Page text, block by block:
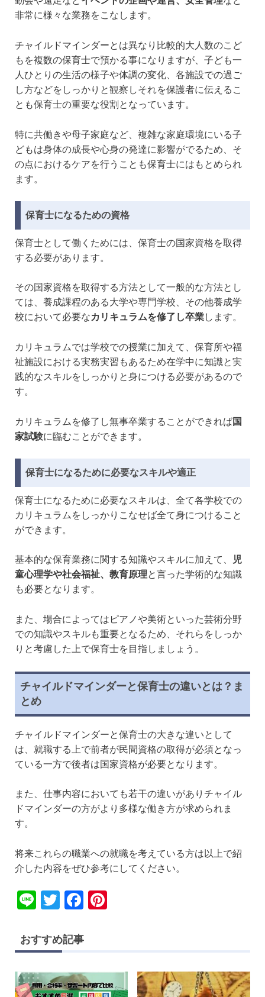
非常に様々な業務をこなします。
チャイルドマインダーとは異なり比較的大人数のこど
もを複数の保育士で預かる事になりますが、子ども一
人ひとりの生活の様子や体調の変化、各施設での過ご
し方などをしっかりと観察しそれを保護者に伝えるこ
とも保育士の重要な役割となっています。
特に共働きや母子家庭など、複雑な家庭環境にいる子
どもは身体の成長や心身の発達に影響がでるため、そ
の点におけるケアを行うことも保育士にはもとめられ
ます。
保育士になるための資格
保育士として働くためには、保育士の国家資格を取得
する必要があります。
その国家資格を取得する方法として一般的な方法とし
ては、養成課程のある大学や専門学校、その他養成学
校において必要なカリキュラムを修了し卒業します。
カリキュラムでは学校での授業に加えて、保育所や福
祉施設における実務実習もあるため在学中に知識と実
践的なスキルをしっかりと身につける必要があるので
す。
カリキュラムを修了し無事卒業することができれば国
家試験に臨むことができます。
保育士になるために必要なスキルや適正
保育士になるために必要なスキルは、全て各学校での
カリキュラムをしっかりこなせば全て身につけること
ができます。
基本的な保育業務に関する知識やスキルに加えて、
児
童心理学や社会福祉、教育原理と言った学術的な知識
も必要となります。
また、場合によってはピアノや美術といった芸術分野
での知識やスキルも重要となるため、それらをしっか
りと考慮した上で保育士を目指しましょう。
チャイルドマインダーと保育士の違いとは？ま
とめ
チャイルドマインダーと保育士の大きな違いとして
は、就職する上で前者が民間資格の取得が必須となっ
ている一方で後者は国家資格が必要となります。
また、仕事内容においても若干の違いがありチャイル
ドマインダーの方がより多様な働き方が求められま
す。
将来これらの職業への就職を考えている方は以上で紹
介した内容をぜひ参考にしてください。
Li
e
T
tt
er
F
c
b
st
おすすめ記事